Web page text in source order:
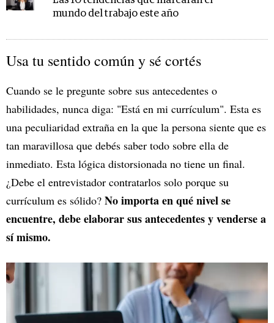
mundo del trabajo este año
Usa tu sentido común y sé cortés
Cuando se le pregunte sobre sus antecedentes o
habilidades, nunca diga: "Está en mi currículum". Esta es
una peculiaridad extraña en la que la persona siente que es
tan maravillosa que debés saber todo sobre ella de
inmediato. Esta lógica distorsionada no tiene un final.
¿Debe el entrevistador contratarlos solo porque su
currículum es sólido? No importa en qué nivel se
encuentre, debe elaborar sus antecedentes y venderse a
sí mismo.